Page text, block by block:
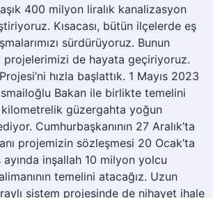
400 milyon liralık kanalizasyon
Kısacası, bütün ilçelerde eş
sürdürüyoruz. Bunun
projelerimizi de hayata geçiriyoruz.
hızla başlattık. 1 Mayıs 2023
Bakan ile birlikte temelini
kilometrelik güzergahta yoğun
Cumhurbaşkanının 27 Aralık’ta
projemizin sözleşmesi 20 Ocak’ta
ayında inşallah 10 milyon yolcu
temelini atacağız. Uzun
sistem projesinde de nihayet ihale